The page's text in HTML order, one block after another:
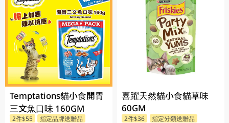
Temptations貓小食開胃
三文魚口味 160GM
2件$55
指定品牌送贈品
喜躍天然貓小食貓草味
60GM
2件$36 指定分類送贈品